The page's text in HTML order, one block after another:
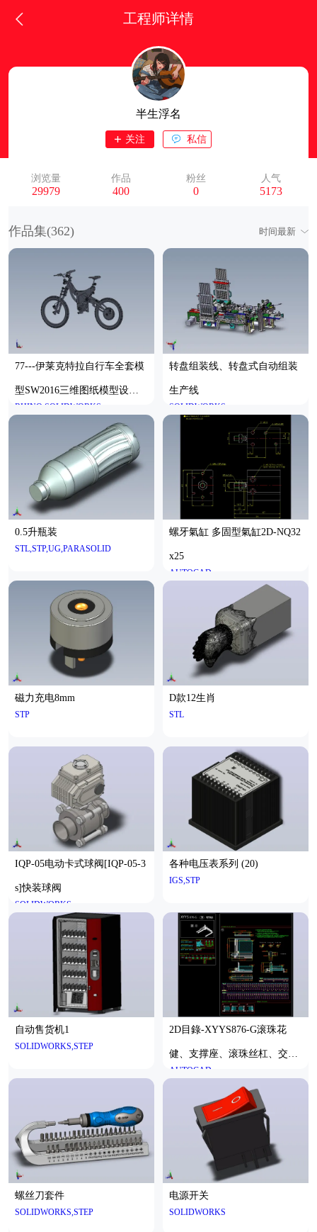
工程师详情
半生浮名
关注 私信
浏览量
29979
作品
400
粉丝
0
人气
5173
作品集(362)
77---伊莱克特拉自行车全套模
型SW2016三维图纸模型设计
图纸
RHINO,SOLIDWORKS
转盘组装线、转盘式自动组装
生产线
SOLIDWORKS
0.5升瓶装
STL,STP,UG,PARASOLID
螺牙氣缸 多固型氣缸2D-NQ32
x25
AUTOCAD
磁力充电8mm
STP
D款12生肖
STL
IQP-05电动卡式球阀[IQP-05-3
s]快装球阀
SOLIDWORKS
各种电压表系列 (20)
IGS,STP
自动售货机1
SOLIDWORKS,STEP
2D目錄-XYYS876-G滚珠花
健、支撑座、滚珠丝杠、交叉
导轨、直线模组
AUTOCAD
螺丝刀套件
SOLIDWORKS,STEP
电源开关
SOLIDWORKS